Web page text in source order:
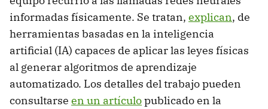
informadas físicamente. Se tratan, explican, de
herramientas basadas en la inteligencia
artificial (IA) capaces de aplicar las leyes físicas
al generar algoritmos de aprendizaje
automatizado. Los detalles del trabajo pueden
consultarse en un artículopublicado en la